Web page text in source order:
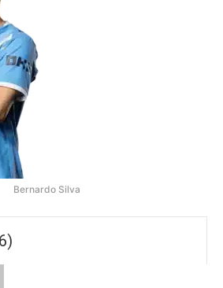
Bernardo Silva